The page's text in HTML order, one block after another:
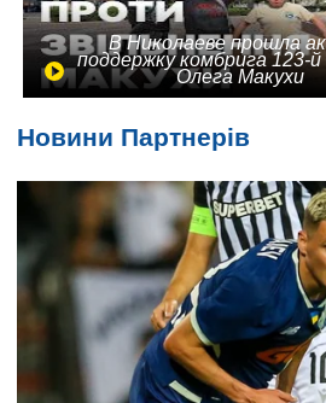
В Николаеве прошла
поддержку комбрига 123-
Олега Макухи